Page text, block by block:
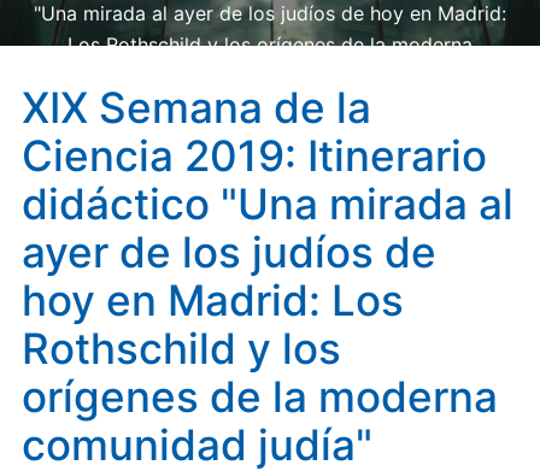
"Una mirada al ayer de los judíos de hoy en Madrid:
Los Rothschild y los orígenes de la moderna
XIX Semana de la
Ciencia 2019: Itinerario
didáctico "Una mirada al
ayer de los judíos de
hoy en Madrid: Los
Rothschild y los
orígenes de la moderna
comunidad judía"